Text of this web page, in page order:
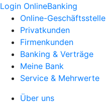
Login OnlineBanking
Online-Geschäftsstelle
Privatkunden
Firmenkunden
Banking & Verträge
Meine Bank
Service & Mehrwerte
Über uns